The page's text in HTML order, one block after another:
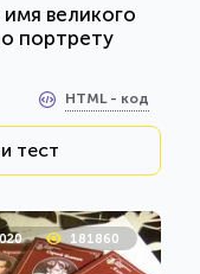
великого
портрету
HTML - код
тест
181860